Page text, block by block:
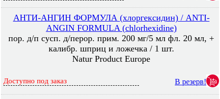
АНТИ-АНГИН ФОРМУЛА (хлоргексидин) / ANTI-
ANGIN FORMULA (chlorhexidine)
пор. д/п сусп. д/перор. прим. 200 мг/5 мл фл. 20 мл, +
калибр. шприц и ложечка / 1 шт.
Natur Product Europe
Доступно под заказ В резерв!